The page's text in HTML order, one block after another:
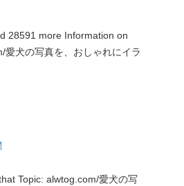
28591 more Information on
愛犬の写真を、おしゃれにイラ
Topic: alwtog.com/愛犬の写